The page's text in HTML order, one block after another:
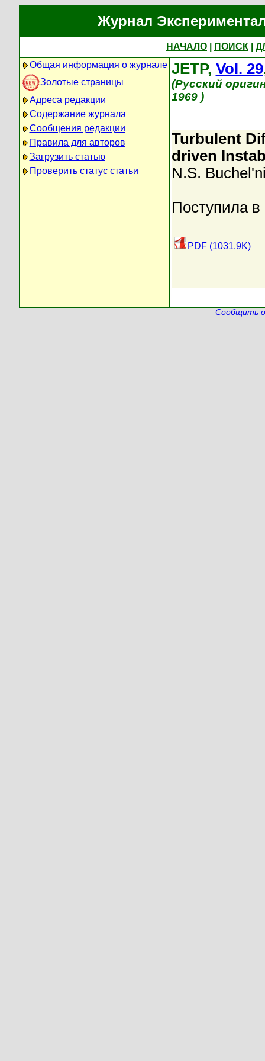
Журнал
НАЧАЛО ПОИСК
Общая информация о журнале
Золотые страницы
Адреса редакции
Содержание журнала
Сообщения редакции
Правила для авторов
Загрузить статью
Проверить статус статьи
JETP, Vol. 29
(Русский
1969 )
Turbulent
driven
N.S.
Поступила в
PDF (1031.9K)
Сообщить о